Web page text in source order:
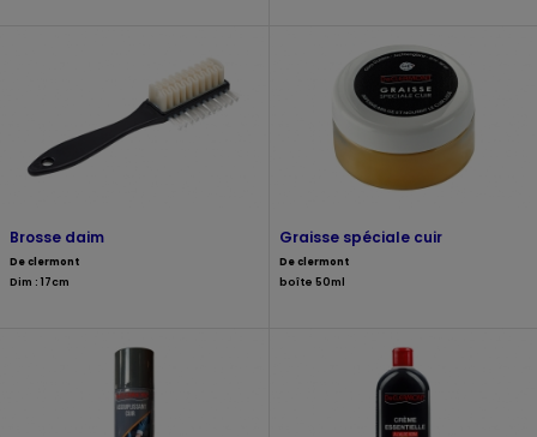
Brosse daim
De clermont
Dim : 17cm
Graisse spéciale cuir
De clermont
boîte 50ml